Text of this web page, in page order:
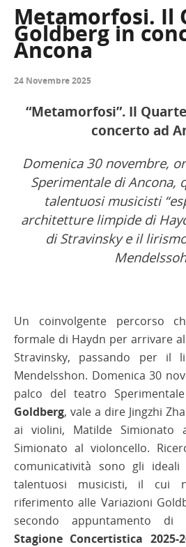
Metamorfosi. Il
Goldberg in
Ancona
24 Novembre 2025
“Metamorfosi”. Il
concerto ad
Domenica 30 novembre,
Sperimentale di Ancona,
talentuosi musicisti
architetture limpide di
di Stravinsky e il
Un coinvolgente percorso
formale di Haydn per arrivare
Stravinsky, passando per il
Mendelsshon. Domenica 30
palco del teatro
Goldberg, vale a dire Jingzhi
ai violini, Matilde Simionato
Simionato al violoncello.
comunicatività sono gli
talentuosi musicisti, il cui
riferimento alle Variazioni
secondo appuntamento di
Stagione Concertistica